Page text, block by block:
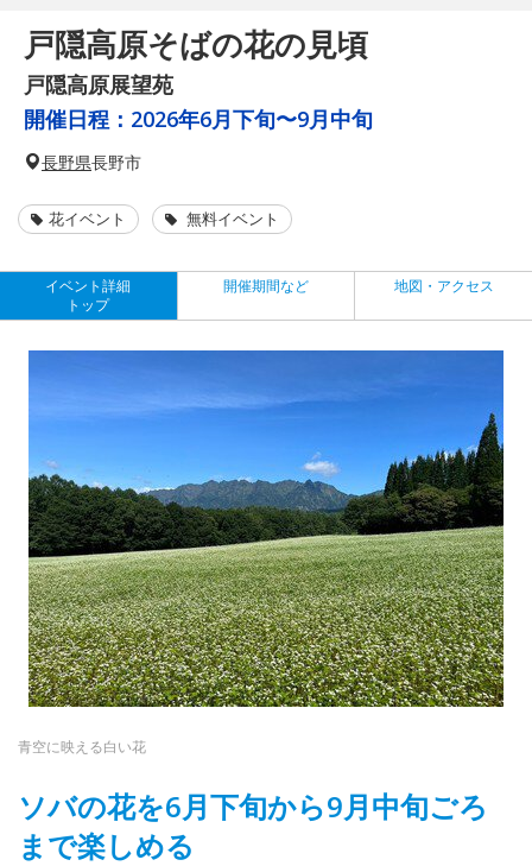
戸隠高原そばの花の見頃
戸隠高原展望苑
開催日程： 2026年6月下旬〜9月中旬
長野県長野市
花イベント 無料イベント
イベント詳細
トップ
開催期間など 地図・アクセス
青空に映える白い花
ソバの花を6月下旬から9月中旬ごろ
まで楽しめる